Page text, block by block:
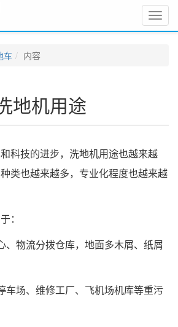
车 内容
地机用途
科技的进步，洗地机用途也越来越
类也越来越多，专业化程度也越来越
：
、物流分拨仓库，地面多木屑、纸屑
车场、维修工厂、飞机场机库等重污